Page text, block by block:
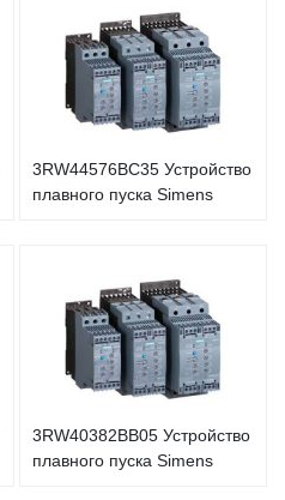
3RW44576BC35 Устройство
плавного пуска Simens
3RW40382BB05 Устройство
плавного пуска Simens